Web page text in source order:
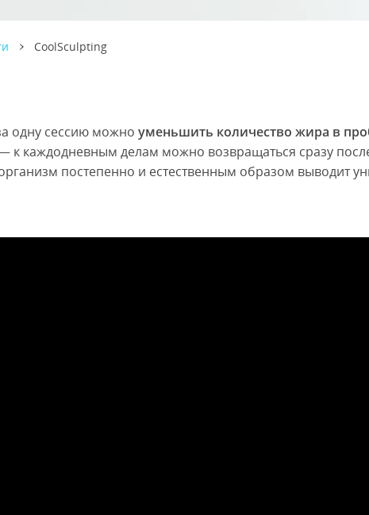
CoolSculpting
одну сессию можно уменьшить количество жира в
к каждодневным делам можно возвращаться сразу
постепенно и естественным образом выводит